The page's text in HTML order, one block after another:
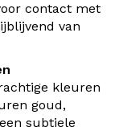
contact met
van
kleuren
goud,
subtiele